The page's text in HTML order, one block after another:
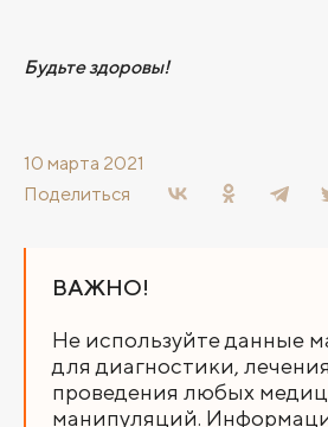
Будьте здоровы!
10 марта 2021
Поделиться
ВАЖНО!
Не используйте данные
для диагностики,
проведения любых
манипуляций.